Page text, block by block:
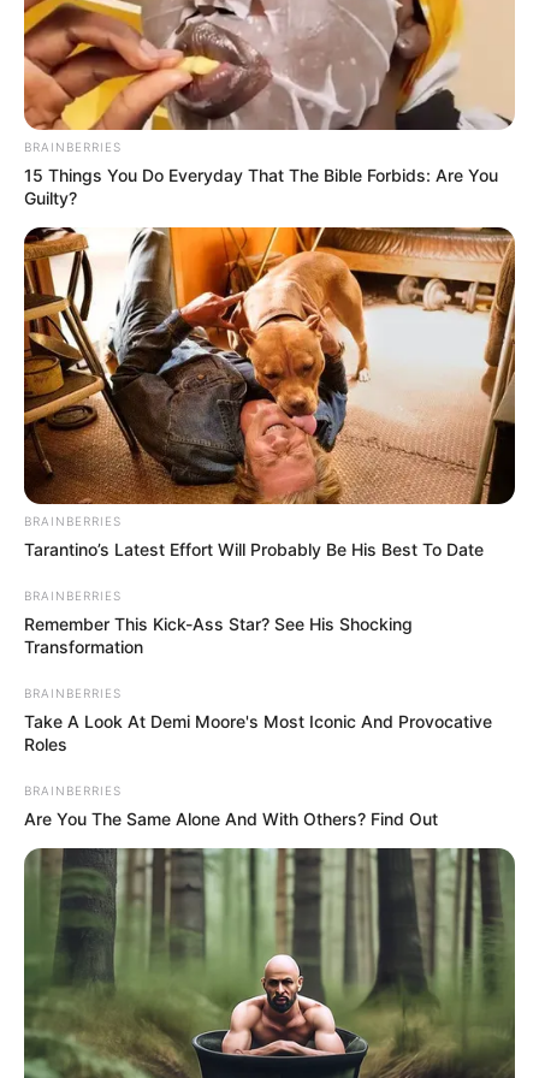
****
COMPARTIR
ALERTA BOGOTÁ EN GOOGLE NEWS
TEMAS RELACIONADOS
IBAGUÉ
DANIEL SOTO
MANTÉNGASE EN ALERTA
favor, active las notificaciones de Alerta.
ACTIVAR AHORA
TEMAS DESTACADOS
BRAINBERRIES
15 Things You Do Everyday That The Bible Forbids: Are You
Guilty?
BRAINBERRIES
Tarantino’s Latest Effort Will Probably Be His Best To Date
BRAINBERRIES
Remember This Kick-Ass Star? See His Shocking
Transformation
BRAINBERRIES
Take A Look At Demi Moore's Most Iconic And Provocative
Roles
BRAINBERRIES
Are You The Same Alone And With Others? Find Out